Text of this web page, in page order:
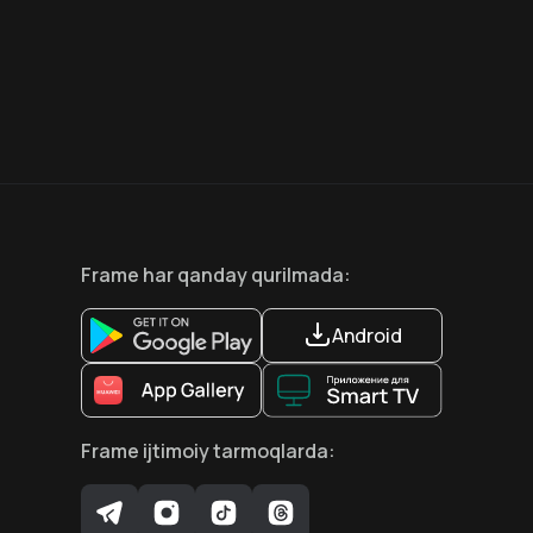
Frame har qanday qurilmada:
Android
Frame ijtimoiy tarmoqlarda: